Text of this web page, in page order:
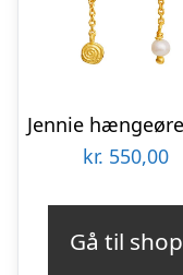
kr. 550,00
Gå til shop